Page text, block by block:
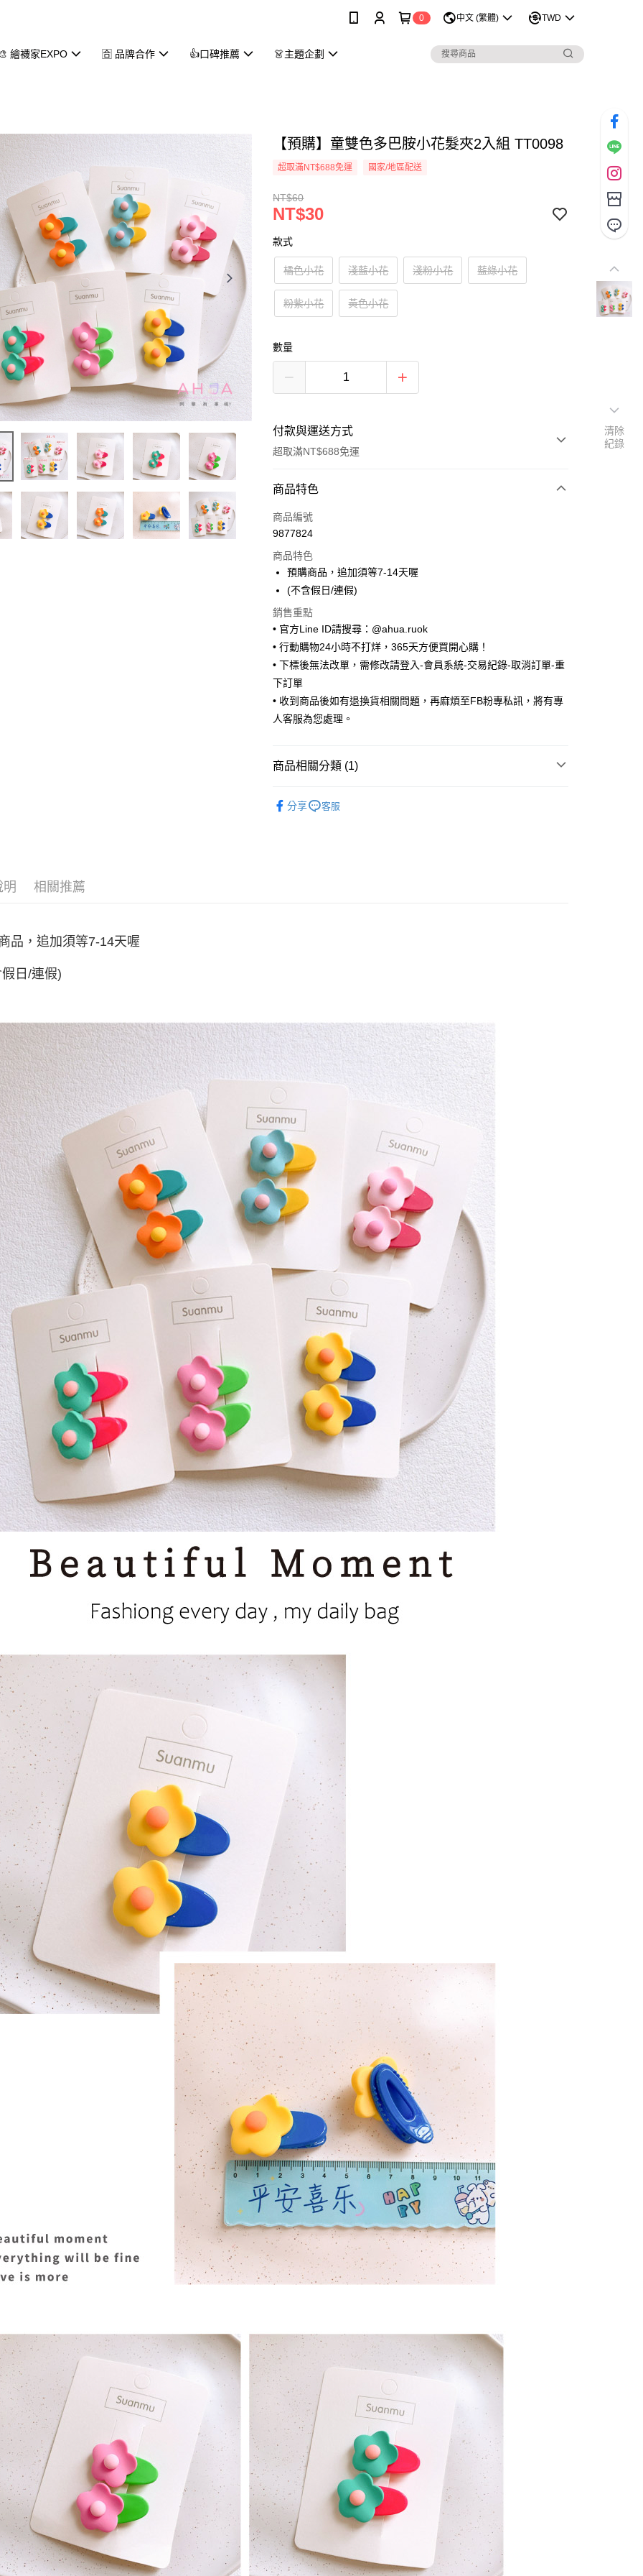
0 中文 (繁體) TWD
繪襪家EXPO 🈴 品牌合作 👍口碑推薦 👗主題企劃
【預購】童雙色多巴胺小花髮夾2入組 TT0098
超取滿NT$688免運 國家/地區配送
NT$60
NT$30
款式
橘色小花 淺藍小花 淺粉小花 藍綠小花
粉紫小花 黃色小花
數量
付款與運送方式
超取滿NT$688免運
付款方式
信用卡一次付款
LINE Pay
Apple Pay
街口支付
悠遊付
運送方式
每筆NT$65，滿NT$688(含以上)免運費
每筆NT$65，滿NT$688(含以上)免運費
其他海外郵寄
香港澳門地區
商品特色
商品編號
9877824
商品特色
預購商品，追加須等7-14天喔
(不含假日/連假)
銷售重點
• 官方Line ID請搜尋：@ahua.ruok
• 行動購物24小時不打烊，365天方便買開心購！
• 下標後無法改單，需修改請登入-會員系統-交易紀錄-取消訂單-重
下訂單
• 收到商品後如有退換貨相關問題，再麻煩至FB粉專私訊，將有專
人客服為您處理。
商品相關分類 (1)
分享
客服
明 相關推薦
品，追加須等7-14天喔
日/連假)
清除
紀錄